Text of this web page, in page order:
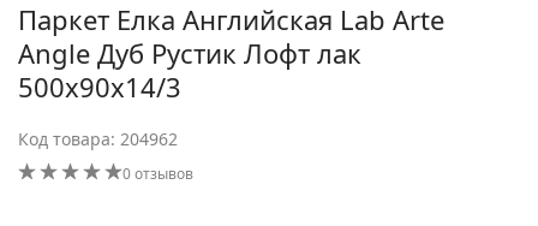
Паркет Елка Английская Lab Arte
Angle Дуб Рустик Лофт лак
500х90х14/3
Код товара: 204962
0 отзывов